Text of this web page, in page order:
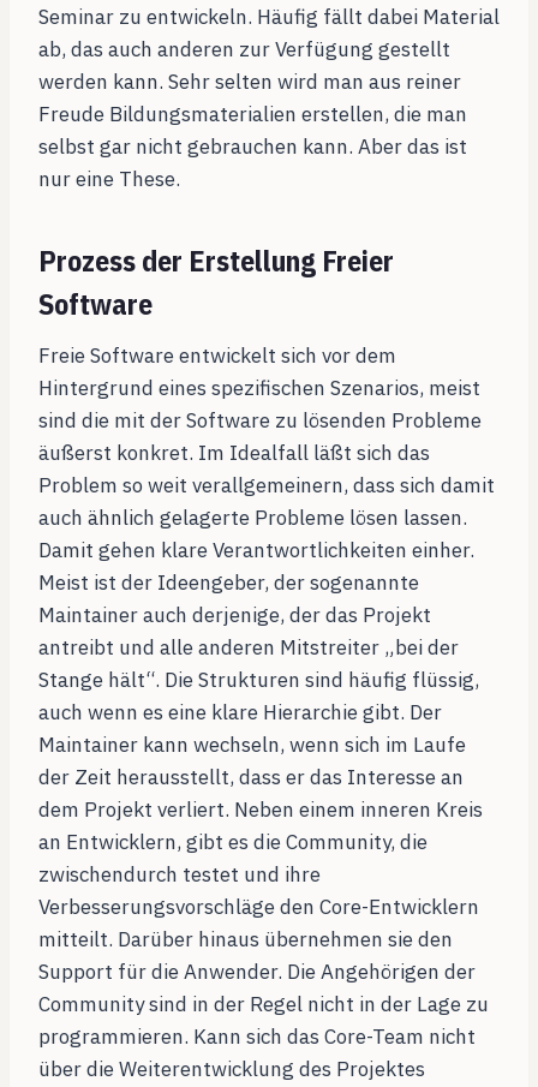
Seminar zu entwickeln. Häufig fällt dabei Material
ab, das auch anderen zur Verfügung gestellt
werden kann. Sehr selten wird man aus reiner
Freude Bildungsmaterialien erstellen, die man
selbst gar nicht gebrauchen kann. Aber das ist
nur eine These.
Prozess der Erstellung Freier
Software
Freie Software entwickelt sich vor dem
Hintergrund eines spezifischen Szenarios, meist
sind die mit der Software zu lösenden Probleme
äußerst konkret. Im Idealfall läßt sich das
Problem so weit verallgemeinern, dass sich damit
auch ähnlich gelagerte Probleme lösen lassen.
Damit gehen klare Verantwortlichkeiten einher.
Meist ist der Ideengeber, der sogenannte
Maintainer auch derjenige, der das Projekt
antreibt und alle anderen Mitstreiter „bei der
Stange hält“. Die Strukturen sind häufig flüssig,
auch wenn es eine klare Hierarchie gibt. Der
Maintainer kann wechseln, wenn sich im Laufe
der Zeit herausstellt, dass er das Interesse an
dem Projekt verliert. Neben einem inneren Kreis
an Entwicklern, gibt es die Community, die
zwischendurch testet und ihre
Verbesserungsvorschläge den Core-Entwicklern
mitteilt. Darüber hinaus übernehmen sie den
Support für die Anwender. Die Angehörigen der
Community sind in der Regel nicht in der Lage zu
programmieren. Kann sich das Core-Team nicht
über die Weiterentwicklung des Projektes